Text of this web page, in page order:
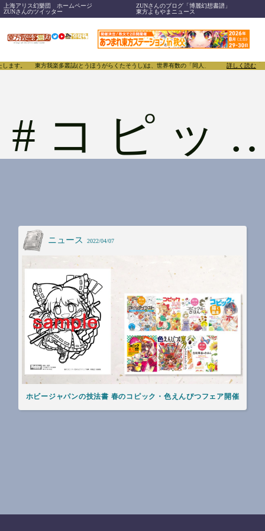
上海アリス幻樂団 ホームページ
ZUNさんのブログ「博麗幻想書譜」
ZUNさんのツイッター
東方よもやまニュース
ます。 東方我楽多叢誌(とうほうがらくたそうし)は、世界有数の「同人」たちがあふれる東
詳しく読む
# コピック
ニュース 2022/04/07
ホビージャパンの技法書 春のコピック・色えんぴつフェア開催